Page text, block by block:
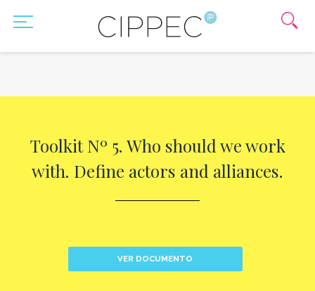
Toolkit Nº 5. Who should we work
with. Define actors and alliances.
VER DOCUMENTO